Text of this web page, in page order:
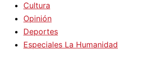
Cultura
Opinión
Deportes
Especiales La Humanidad